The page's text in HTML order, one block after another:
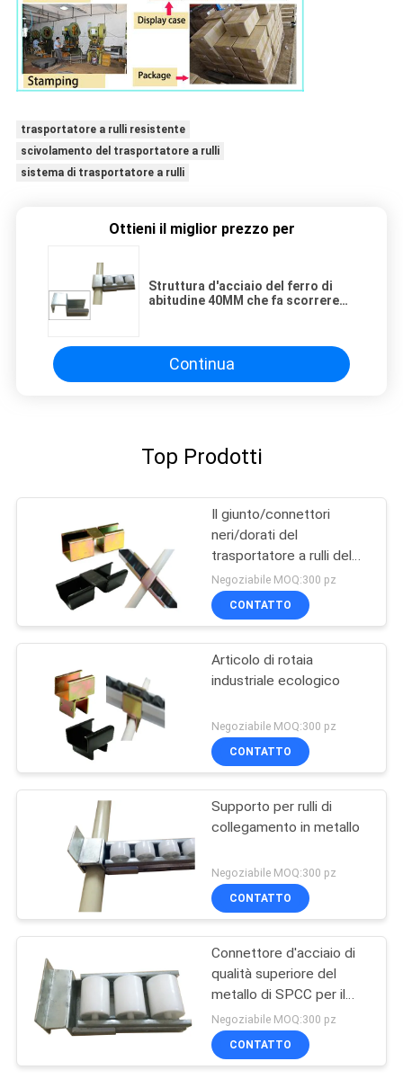
trasportatore a rulli resistente
scivolamento del trasportatore a rulli
sistema di trasportatore a rulli
Ottieni il miglior prezzo per
Struttura d'acciaio del ferro di
abitudine 40MM che fa scorrere
Continua
Top Prodotti
Il giunto/connettori
neri/dorati del
trasportatore a rulli del
metallo 28mm ha
ricoperto i tubi
Negoziabile MOQ:300 pz
CONTATTO
Articolo di rotaia
industriale ecologico
Negoziabile MOQ:300 pz
CONTATTO
Supporto per rulli di
collegamento in metallo
Negoziabile MOQ:300 pz
CONTATTO
Connettore d'acciaio di
qualità superiore del
metallo di SPCC per il
carrello del cellulare
Assemblea/del
trasportatore a rulli
Negoziabile MOQ:300 pz
CONTATTO